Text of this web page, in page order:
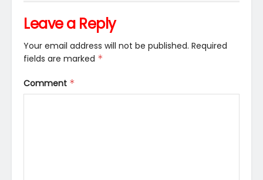
Leave a Reply
Your email address will not be published. Required
fields are marked *
Comment *